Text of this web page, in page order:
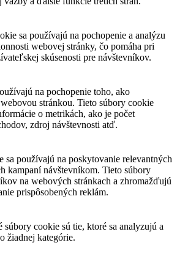
sa používajú na pochopenie a analýzu
webovej stránky, čo pomáha pri
skúsenosti pre návštevníkov.
na pochopenie toho, ako
stránkou. Tieto súbory cookie
o metrikách, ako je počet
zdroj návštevnosti atď.
sa používajú na poskytovanie relevantných
kampaní návštevníkom. Tieto súbory
na webových stránkach a zhromažďujú
prispôsobených reklám.
súbory cookie sú tie, ktoré sa analyzujú a
žiadnej kategórie.